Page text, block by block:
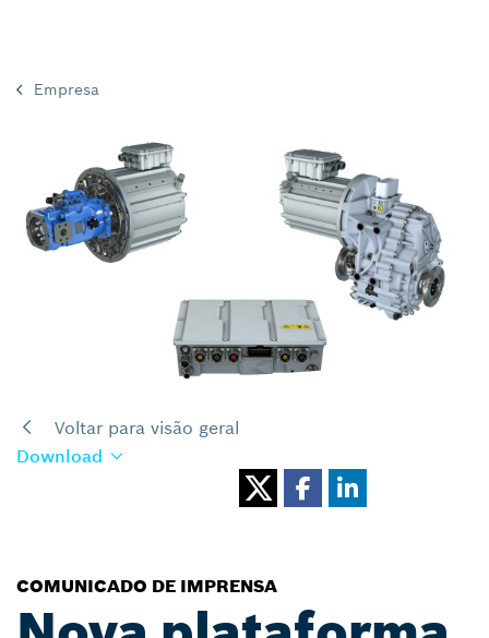
Empresa
Voltar para visão geral
Download
COMUNICADO DE IMPRENSA